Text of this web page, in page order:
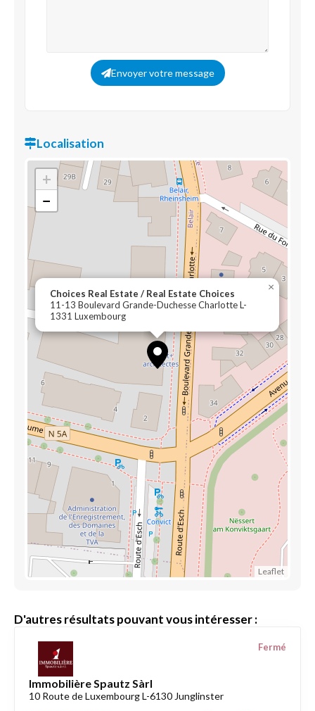
Envoyer votre message
Localisation
Choices Real Estate / Real Estate Choices
11-13 Boulevard Grande-Duchesse Charlotte L-
1331 Luxembourg
×
+
−
Leaflet
D'autres résultats pouvant vous intéresser :
Immobilière Spautz Sàrl
10 Route de Luxembourg L-6130 Junglinster
Fermé